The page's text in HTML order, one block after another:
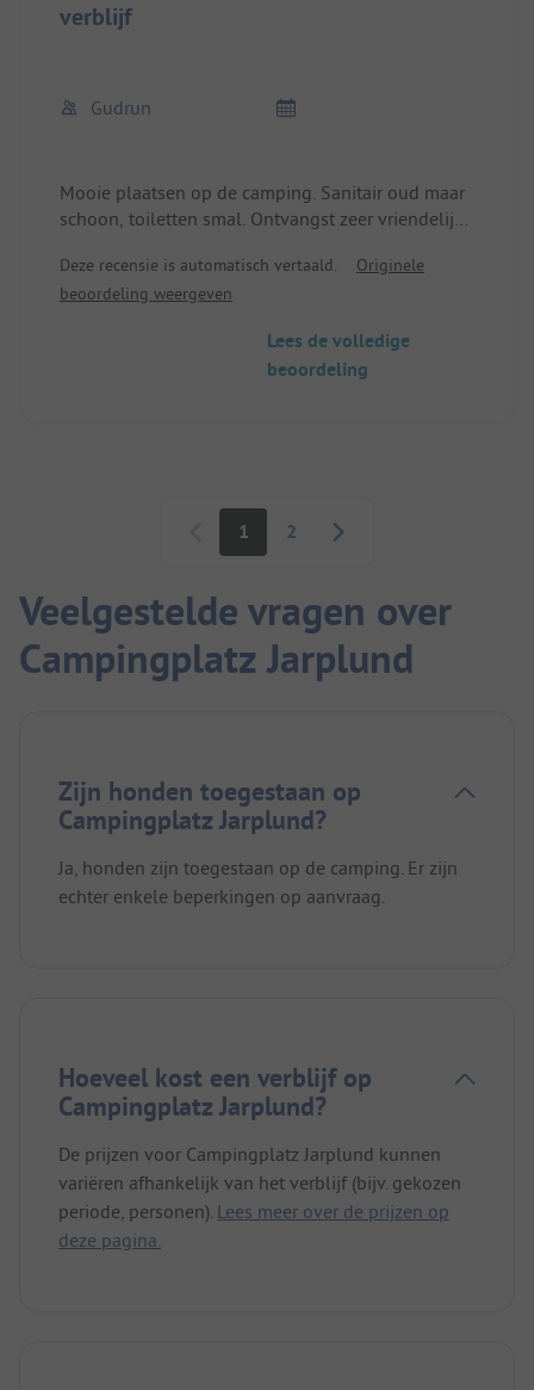
verblijf
Gudrun
Mooie plaatsen op de camping. Sanitair oud maar
schoon, toiletten smal. Ontvangst zeer vriendelijk.
Deze recensie is automatisch vertaald.
Originele
beoordeling weergeven
Lees de volledige
beoordeling
1 2
Veelgestelde vragen over
Campingplatz Jarplund
Zijn honden toegestaan op
Campingplatz Jarplund?
Ja, honden zijn toegestaan op de camping. Er zijn
echter enkele beperkingen op aanvraag.
Hoeveel kost een verblijf op
Campingplatz Jarplund?
De prijzen voor Campingplatz Jarplund kunnen
variëren afhankelijk van het verblijf (bijv. gekozen
periode, personen). Lees meer over de prijzen op
deze pagina.